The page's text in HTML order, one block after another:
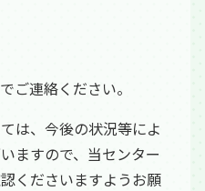
ご連絡ください。
は、今後の状況等によ
ますので、当センター
くださいますようお願